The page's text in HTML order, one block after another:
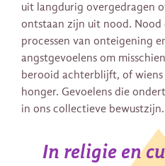
uit langdurig overgedragen
ontstaan zijn uit nood.
processen van onteigening
angstgevoelens om
berooid achterblijft, of
honger. Gevoelens die
in ons collectieve bewustzijn.
In religie en